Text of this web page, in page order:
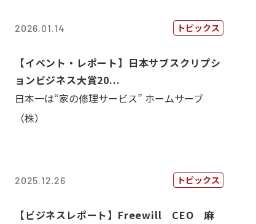
2026.01.14 トピックス
【イベント・レポート】日本サブスクリプシ
ョンビジネス大賞20...
日本一は“家の修理サービス” ホームサーブ
（株）
2025.12.26 トピックス
【ビジネスレポート】Freewill CEO 麻